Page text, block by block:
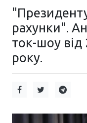
рахунки".
ток-шоу від
року.